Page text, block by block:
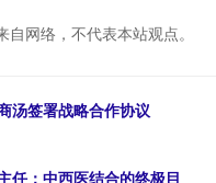
网络，不代表本站观点。
汤签署战略合作协议
任：中西医结合的终极目